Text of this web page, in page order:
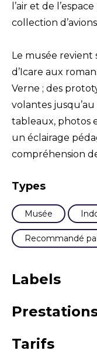
l’air et de
collection
Le musée revient
d’Icare aux
Verne ; des
volantes
tableaux, photos
un éclairage
compréhension
Types
Musée
Recommandé
Labels
Militaire
Souvenirs de
Langues parlées
Tarifs